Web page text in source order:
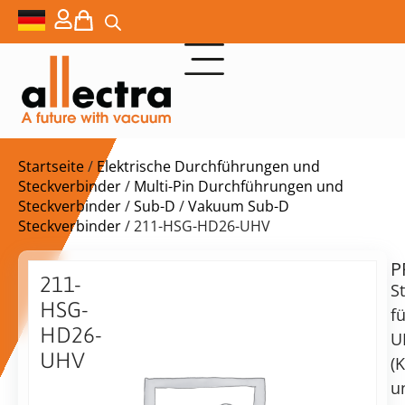
Startseite/ Elektrische Durchführungen und
Steckverbinder/ Multi-Pin Durchführungen und
Steckverbinder/Sub-D /Vakuum Sub-D
Steckverbinder/ 211-HSG-HD26-UHV
211-
HSG-
HD26-
UHV
$